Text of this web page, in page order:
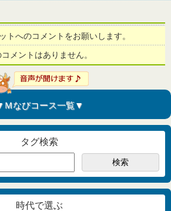
トへのコメントをお願いします。
メントはありません。
Ｍなびコース一覧▼
タグ検索
時代で選ぶ